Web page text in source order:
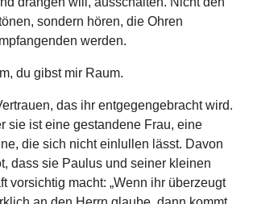
sondern hören, die Ohren
werden.
du gibst mir Raum.
das ihr entgegengebracht wird.
sie ist eine gestandene Frau, eine
die sich nicht einlullen lässt. Davon
dass sie Paulus und seiner kleinen
vorsichtig macht: „Wenn ihr überzeugt